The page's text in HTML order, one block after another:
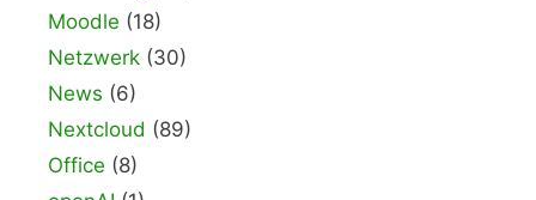
Moodle (18)
Netzwerk (30)
News (6)
Nextcloud (89)
Office (8)